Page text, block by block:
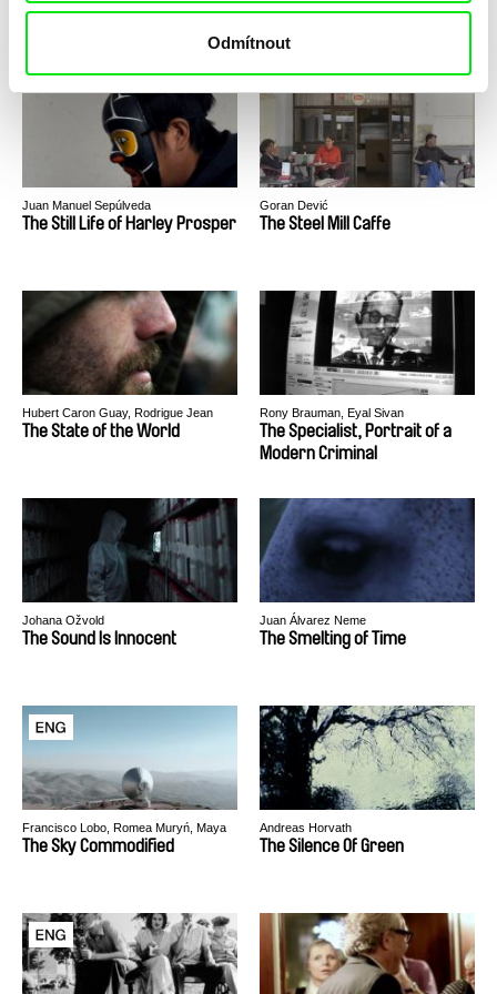
Odmítnout
The Strangers The Story of Ones
Juan Manuel Sepúlveda
The Still Life of Harley Prosper
Goran Dević
The Steel Mill Caffe
Hubert Caron Guay, Rodrigue Jean
The State of the World
Rony Brauman, Eyal Sivan
The Specialist, Portrait of a
Modern Criminal
Johana Ožvold
The Sound Is Innocent
Juan Álvarez Neme
The Smelting of Time
Francisco Lobo, Romea Muryń, Maya
Shopova
The Sky Commodified
Andreas Horvath
The Silence Of Green